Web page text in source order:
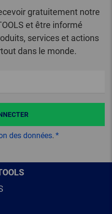
gratuitement notre
et être informé
services et actions
dans le monde.
des données.